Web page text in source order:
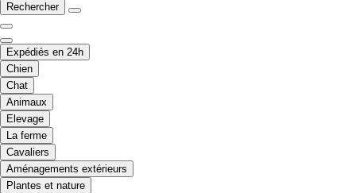
Rechercher
Expédiés en 24h
Chien
Chat
Animaux
Elevage
La ferme
Cavaliers
Aménagements extérieurs
Plantes et nature